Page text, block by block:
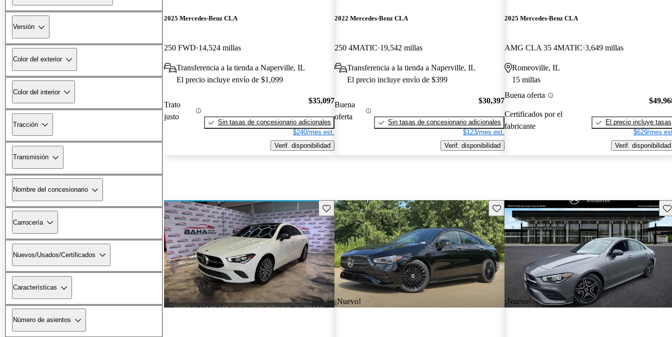
Versión
Color del exterior
Color del interior
Tracción
Transmisión
Nombre del concesionario
Carrocería
Nuevos/Usados/Certificados
Características
Número de asientos
2025 Mercedes-Benz CLA
250 FWD 14,524 millas
Transferencia a la tienda a Naperville, IL
El precio incluye envío de $1,099
Trato
justo
$35,097
Sin tasas de concesionario adicionales
$240/mes est.
Verif. disponibilidad
2022 Mercedes-Benz CLA
250 4MATIC 19,542 millas
Transferencia a la tienda a Naperville, IL
El precio incluye envío de $399
Buena
oferta
$30,397
Sin tasas de concesionario adicionales
$123/mes est.
Verif. disponibilidad
2025 Mercedes-Benz CLA
AMG CLA 35 4MATIC 3,649 millas
Romeoville, IL
15 millas
Buena oferta
Certificados por el
fabricante
El precio incluye tasas
$629/mes
Verif. disponibilidad
Guarda este Aviso
¡Nuevo!
Guarda este Aviso
¡Nuevo!